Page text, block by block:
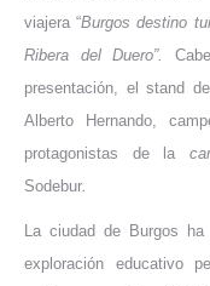
viajera “Burgos destino
Ribera del Duero”.
presentación, el stand
Alberto Hernando,
protagonistas de la
Sodebur.
La ciudad de Burgos
exploración educativo